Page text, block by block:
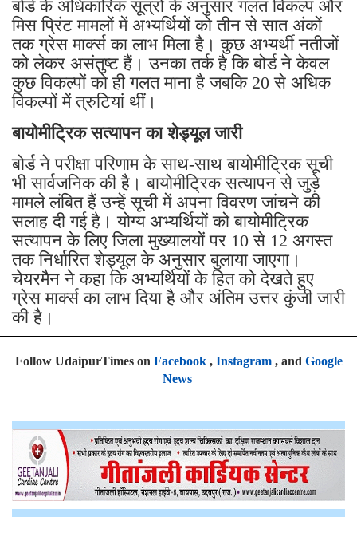
बोर्ड के अधिकारिक सूत्रों के अनुसार गलत विकल्प और
मिस प्रिंट मामलों में अभ्यर्थियों को तीन से सात अंकों
तक ग्रेस मार्क्स का लाभ मिला है। कुछ अभ्यर्थी नतीजों
को लेकर असंतुष्ट हैं। उनका तर्क है कि बोर्ड ने केवल
कुछ विकल्पों को ही गलत माना है जबकि 20 से अधिक
विकल्पों में त्रुटियां थीं।
बायोमीट्रिक सत्यापन का शेड्यूल जारी
बोर्ड ने परीक्षा परिणाम के साथ-साथ बायोमीट्रिक सूची
भी सार्वजनिक की है। बायोमीट्रिक सत्यापन से जुड़े
मामले लंबित हैं उन्हें सूची में अपना विवरण जांचने की
सलाह दी गई है। योग्य अभ्यर्थियों को बायोमीट्रिक
सत्यापन के लिए जिला मुख्यालयों पर 10 से 12 अगस्त
तक निर्धारित शेड्यूल के अनुसार बुलाया जाएगा।
चेयरमैन ने कहा कि अभ्यर्थियों के हित को देखते हुए
ग्रेस मार्क्स का लाभ दिया है और अंतिम उत्तर कुंजी जारी
की है।
Follow UdaipurTimes on Facebook, Instagram, and Google
News